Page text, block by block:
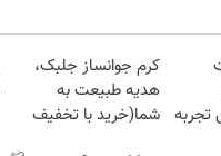
تجربه
کرم جوانساز جلبک،
هدیه طبیعت به
شما(خرید با تخفیف